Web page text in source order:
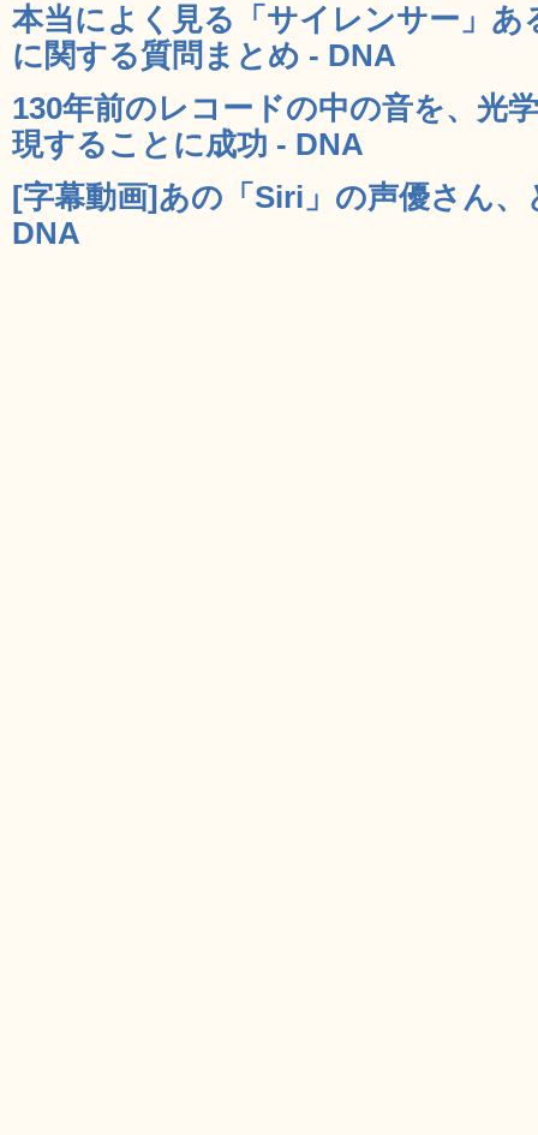
本当によく見る「サイレンサー」
に関する質問まとめ - DNA
130年前のレコードの中の音を、光
現することに成功 - DNA
[字幕動画]あの「Siri」の声優さん
DNA